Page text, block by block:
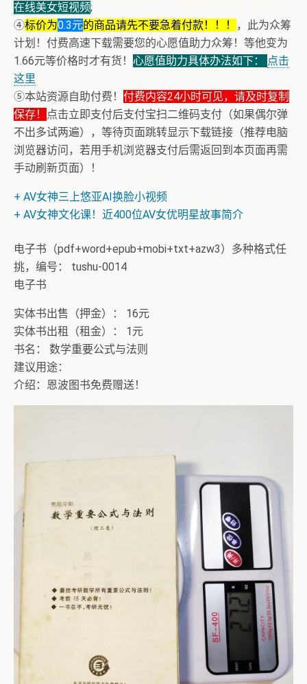
在线美女短视频;
④标价为0.3元的商品请先不要急着付款！！！
，此为众筹
计划！付费高速下载需要您的心愿值助力众筹！等他变为
1.66元等价格时才有货！ 心愿值助力具体办法如下：
点击
这里
⑤本站资源自助付费！ 付费内容24小时可见，请及时复制
保存！
点击立即支付后支付宝扫二维码支付（如果偶尔弹
不出多试两遍），等待页面跳转显示下载链接（推荐电脑
浏览器访问，若用手机浏览器支付后需返回到本页面再需
手动刷新页面）！
+ AV女神三上悠亚AI换脸小视频
+ AV女神文化课！近400位AV女优明星故事简介
电子书（pdf+word+epub+mobi+txt+azw3）多种格式任
挑，编号： tushu-0014
电子书
实体书出售（押金）： 16元
实体书出租（租金）： 1元
书名： 数学重要公式与法则
建议用途：
介绍：恩波图书免费赠送！